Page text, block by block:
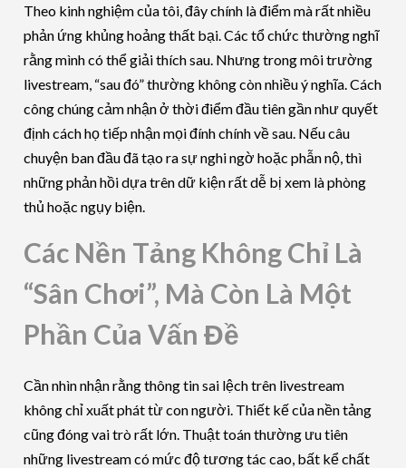
Theo kinh nghiệm của tôi, đây chính là điểm mà rất nhiều
phản ứng khủng hoảng thất bại. Các tổ chức thường nghĩ
rằng mình có thể giải thích sau. Nhưng trong môi trường
livestream, “sau đó” thường không còn nhiều ý nghĩa. Cách
công chúng cảm nhận ở thời điểm đầu tiên gần như quyết
định cách họ tiếp nhận mọi đính chính về sau. Nếu câu
chuyện ban đầu đã tạo ra sự nghi ngờ hoặc phẫn nộ, thì
những phản hồi dựa trên dữ kiện rất dễ bị xem là phòng
thủ hoặc ngụy biện.
Các Nền Tảng Không Chỉ Là
“Sân Chơi”, Mà Còn Là Một
Phần Của Vấn Đề
Cần nhìn nhận rằng thông tin sai lệch trên livestream
không chỉ xuất phát từ con người. Thiết kế của nền tảng
cũng đóng vai trò rất lớn. Thuật toán thường ưu tiên
những livestream có mức độ tương tác cao, bất kể chất